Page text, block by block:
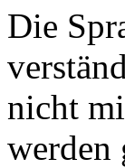
Die
nicht
werden